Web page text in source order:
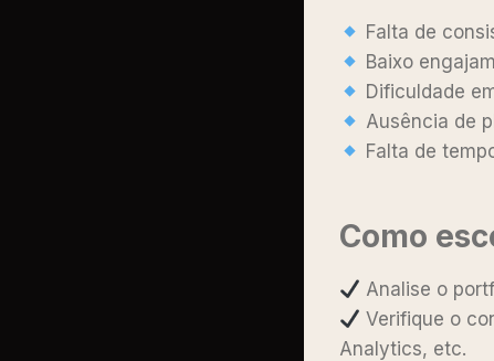
Falta de
Baixo
Dificuldade
Ausência de
Falta de
Como
Analise o
Verifique o
Analytics, etc.